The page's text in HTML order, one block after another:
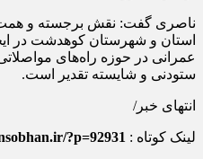
ناصری گفت: نقش برجسته و
استان و شهرستان کوهدشت در
عمرانی در حوزه راه‌های
ستودنی و شایسته تقدیر است.
انتهای خبر/
لینک کوتاه : ?p=92931